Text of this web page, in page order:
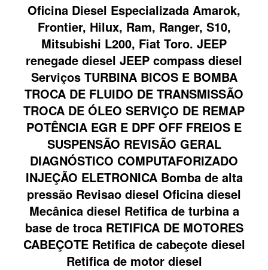
Oficina Diesel Especializada Amarok,
Frontier, Hilux, Ram, Ranger, S10,
Mitsubishi L200, Fiat Toro. JEEP
renegade diesel JEEP compass diesel
Serviços TURBINA BICOS E BOMBA
TROCA DE FLUIDO DE TRANSMISSÃO
TROCA DE ÓLEO SERVIÇO DE REMAP
POTÊNCIA EGR E DPF OFF FREIOS E
SUSPENSÃO REVISÃO GERAL
DIAGNÓSTICO COMPUTAFORIZADO
INJEÇÃO ELETRONICA Bomba de alta
pressão Revisao diesel Oficina diesel
Mecânica diesel Retifica de turbina a
base de troca RETIFICA DE MOTORES
CABEÇOTE Retifica de cabeçote diesel
Retifica de motor diesel